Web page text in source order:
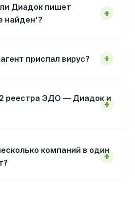
Диадок пишет
найден'?
прислал вирус?
реестра ЭДО — Диадок и
компаний в один